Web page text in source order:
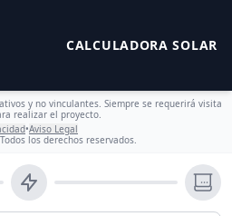
CALCULADORA SOLAR
y no vinculantes. Siempre se requerirá visita
realizar el proyecto.
•Aviso Legal
los derechos reservados.